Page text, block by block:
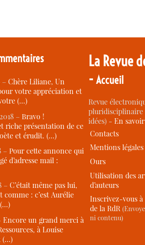
–Chère Liliane, Un
votre appréciation et
(…)
–Bravo !
riche présentation de ce
et érudit. (…)
–Pour cette annonce qui
d’adresse mail :
–C’était même pas lui,
comme : c’est Aurélie
Encore un grand merci à
à Louise
(…)
La Revue
-Accueil
Revue
idées) -En
Contacts
Mentions légales
Ours
Utilisation des
d’auteurs
Inscrivez-vous
de la RdR
ni contenu)